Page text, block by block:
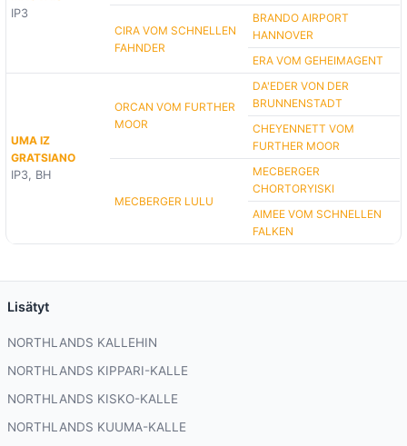
IP3
CIRA VOM SCHNELLEN
FAHNDER
BRANDO AIRPORT
HANNOVER
ERA VOM GEHEIMAGENT
UMA IZ
GRATSIANO
IP3, BH
ORCAN VOM FURTHER
MOOR
DA'EDER VON DER
BRUNNENSTADT
CHEYENNETT VOM
FURTHER MOOR
MECBERGER LULU
MECBERGER
CHORTORYISKI
AIMEE VOM SCHNELLEN
FALKEN
Lisätyt
NORTHLANDS KALLEHIN
NORTHLANDS KIPPARI-KALLE
NORTHLANDS KISKO-KALLE
NORTHLANDS KUUMA-KALLE